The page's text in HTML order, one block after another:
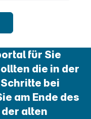
für Sie
die in der
bei
am Ende des
alten